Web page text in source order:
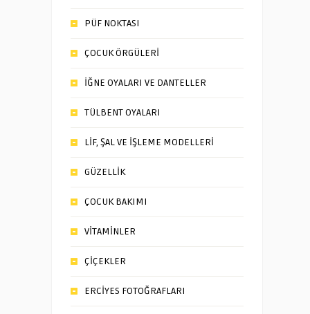
PÜF NOKTASI
ÇOCUK ÖRGÜLERİ
İĞNE OYALARI VE DANTELLER
TÜLBENT OYALARI
LİF, ŞAL VE İŞLEME MODELLERİ
GÜZELLİK
ÇOCUK BAKIMI
VİTAMİNLER
ÇİÇEKLER
ERCİYES FOTOĞRAFLARI